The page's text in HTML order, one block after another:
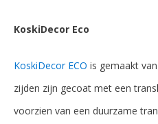
KoskiDecor Eco
KoskiDecor ECO is gemaakt
zijden zijn gecoat met een
voorzien van een duurzame